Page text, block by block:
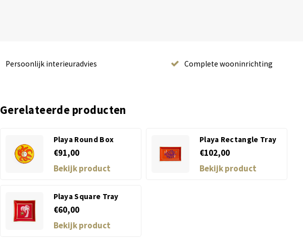
Persoonlijk interieuradvies Complete wooninrichting
Gerelateerde producten
Playa Round Box
€91,00
Bekijk product
Playa Rectangle Tray
€102,00
Bekijk product
Playa Square Tray
€60,00
Bekijk product